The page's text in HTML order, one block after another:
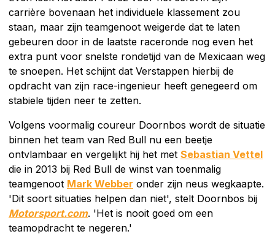
carrière bovenaan het individuele klassement zou
staan, maar zijn teamgenoot weigerde dat te laten
gebeuren door in de laatste raceronde nog even het
extra punt voor snelste rondetijd van de Mexicaan weg
te snoepen. Het schijnt dat Verstappen hierbij de
opdracht van zijn race-ingenieur heeft genegeerd om
stabiele tijden neer te zetten.
Volgens voormalig coureur Doornbos wordt de situatie
binnen het team van Red Bull nu een beetje
ontvlambaar en vergelijkt hij het met Sebastian Vettel
die in 2013 bij Red Bull de winst van toenmalig
teamgenoot Mark Webber onder zijn neus wegkaapte.
'Dit soort situaties helpen dan niet', stelt Doornbos bij
Motorsport.com. 'Het is nooit goed om een
teamopdracht te negeren.'